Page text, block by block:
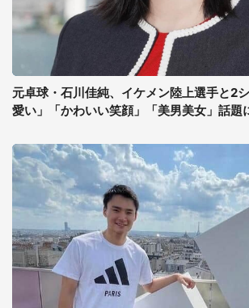
元卓球・石川佳純、イケメン陸上選手と2
愛い」「かわいい笑顔」「美男美女」話題